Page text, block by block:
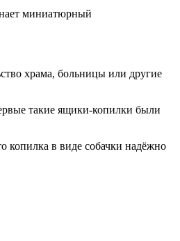
миниатюрный
храма, больницы или другие
такие ящики-копилки были
копилка в виде собачки надёжно